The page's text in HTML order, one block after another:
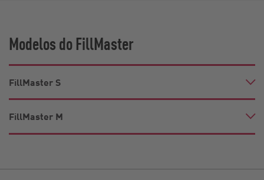
Modelos do FillMaster
FillMaster S
FillMaster M